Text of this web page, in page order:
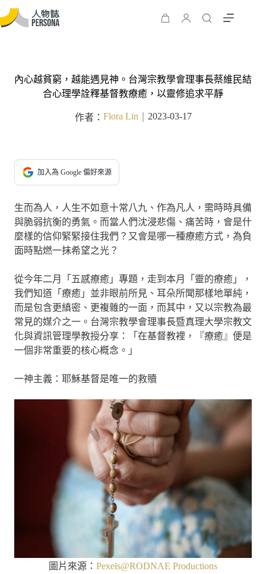
內心越貧窮，越能遇見神。台灣宗教學會理事長蔡維民結
合心理學詮釋基督教療癒，以靈修追求平靜
作者： Flora Lin｜ 2023-03-17
加入為 Google 偏好來源
生而為人，人生不如意十常八九、作為凡人，需時時具備
與脆弱抗衡的勇氣。而當人們沈浸悲傷、痛苦時，會是什
麼樣的信仰緊緊接住我們？又會是哪一種療癒方式，為負
面時點燃一抹希望之光？
從今年二月「五感療癒」專題，走到本月「靈的療癒」，
我們知道「療癒」並非眼前所見、耳朵所聞那樣地單純，
而是包含更縝密、更複雜的一面，而其中，又以宗教為最
常見的媒介之一。台灣宗教學會理事長暨真理大學宗教文
化與資訊管理學教授分享：「在基督教裡，『療癒』便是
一個非常重要的核心概念。」
一神主義：耶穌基督是唯一的救贖
圖片來源： Pexels@RODNAE Productions